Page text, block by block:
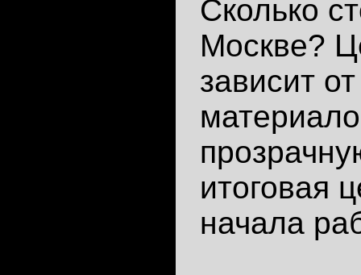
Сколько
Москве?
зависит
итоговая
начала